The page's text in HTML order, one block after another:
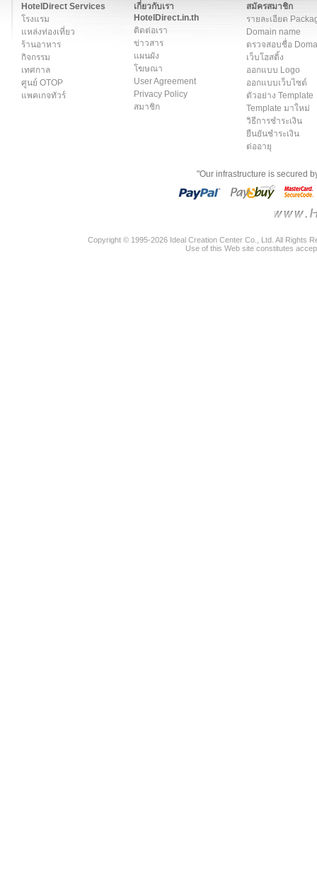
HotelDirect Services
โรงแรม
แหล่งท่องเที่ยว
ร้านอาหาร
กิจกรรม
เทศกาล
ศูนย์ OTOP
แพคเกจทัวร์
เกี่ยวกับเรา
HotelDirect.in.th
ติดต่อเรา
ข่าวสาร
แผนผัง
โฆษณา
User Agreement
Privacy Policy
สมาชิก
สมัครสมาชิก
รายละเอียด
Domain name
ตรวจสอบชื่อ
เว็บโฮสติ้ง
ออกแบบ Logo
ออกแบบเว็บไซต์
ตัวอย่าง Template
Template มาใหม่
วิธีการชำระเงิน
ยืนยันชำระเงิน
ต่ออายุ
"Our infrastructure is secured
Copyright © 1995-2026 Ideal Creation Center Co., Ltd. All Rights
Use of this Web site constitutes